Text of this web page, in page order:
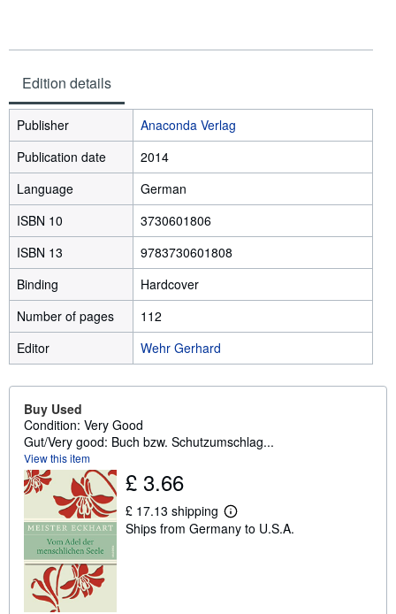
Edition details
Publisher
Anaconda Verlag
Publication date
2014
Language
German
ISBN 10
3730601806
ISBN 13
9783730601808
Binding
Hardcover
Number of pages
112
Editor
Wehr Gerhard
Buy Used
Condition: Very Good
Gut/Very good: Buch bzw. Schutzumschlag...
View this item
£ 3.66
£ 17.13 shipping
L
e
Ships from Germany to U.S.A.